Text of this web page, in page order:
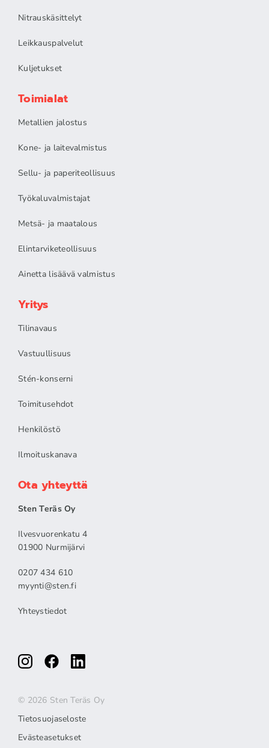
Nitrauskäsittelyt
Leikkauspalvelut
Kuljetukset
Toimialat
Metallien jalostus
Kone- ja laitevalmistus
Sellu- ja paperiteollisuus
Työkaluvalmistajat
Metsä- ja maatalous
Elintarviketeollisuus
Ainetta lisäävä valmistus
Yritys
Tilinavaus
Vastuullisuus
Stén-konserni
Toimitusehdot
Henkilöstö
Ilmoituskanava
Ota yhteyttä
Sten Teräs Oy
Ilvesvuorenkatu 4
01900 Nurmijärvi
0207 434 610
myynti@sten.fi
Yhteystiedot
© 2026 Sten Teräs Oy
Tietosuojaseloste
Evästeasetukset